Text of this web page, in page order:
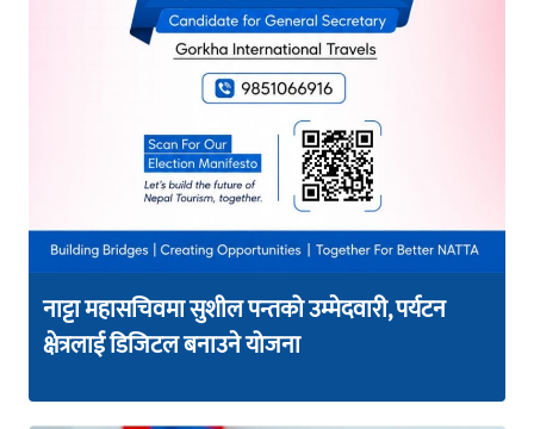
नाट्टा महासचिवमा सुशील पन्तको उम्मेदवारी, पर्यटन
क्षेत्रलाई डिजिटल बनाउने योजना